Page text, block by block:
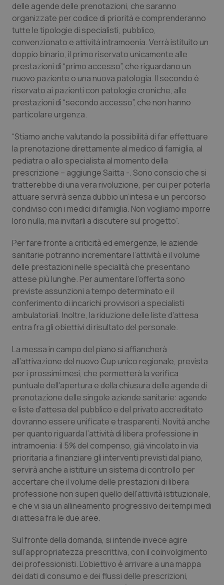
Puglia
Sardegna
Sicilia
Toscana
Umbria
Valle D’Aosta
Veneto
Malattie rare
Malattia di Crohn & Rettocolite Ulcerosa
Neuroscienze & patologie neurodegenerative
Obesità
Oftalmologia
Oncodermatologia
Oncoematologia
Oncologia & Nutrizione
Psoriasi & pelle
Quotidiano Cardiologia
Quotidiano Chirurgia
Quotidiano Oncologia
Quotidiano Pediatria
Rene & patologie urogenitali
Salute orale & impianti
Sangue & coagulazione
Tiroide
Tumore al seno
Tumore ovarico
Tumori del Polmone & Testa Collo
Ulcera & Reflusso
Vaccini
delle agende delle prenotazioni, che saranno
organizzate per codice di priorità e comprenderanno
tutte le tipologie di specialisti, pubblico,
convenzionato e attività intramoenia. Verrà istituito un
doppio binario, il primo riservato unicamente alle
prestazioni di “primo accesso”, che riguardano un
nuovo paziente o una nuova patologia. Il secondo è
riservato ai pazienti con patologie croniche, alle
prestazioni di “secondo accesso”, che non hanno
particolare urgenza.
“Stiamo anche valutando la possibilità di far effettuare
la prenotazione direttamente al medico di famiglia, al
pediatra o allo specialista al momento della
prescrizione – aggiunge Saitta -. Sono conscio che si
tratterebbe di una vera rivoluzione, per cui per poterla
attuare servirà senza dubbio un’intesa e un percorso
condiviso con i medici di famiglia. Non vogliamo imporre
loro nulla, ma invitarli a discutere sul progetto”.
Per fare fronte a criticità ed emergenze, le aziende
sanitarie potranno incrementare l’attività e il volume
delle prestazioni nelle specialità che presentano
attese più lunghe. Per aumentare l'offerta sono
previste assunzioni a tempo determinato e il
conferimento di incarichi provvisori a specialisti
ambulatoriali. Inoltre, la riduzione delle liste d'attesa
entra fra gli obiettivi di risultato del personale.
La messa in campo del piano si affiancherà
all’attivazione del nuovo Cup unico regionale, prevista
per i prossimi mesi, che permetterà la verifica
puntuale dell'apertura e della chiusura delle agende di
prenotazione delle singole aziende sanitarie: agende
e liste d'attesa del pubblico e del privato accreditato
dovranno essere unificate e trasparenti. Novità anche
per quanto riguarda l’attività di libera professione in
intramoenia: il 5% del compenso, già vincolato in via
prioritaria a finanziare gli interventi previsti dal piano,
servirà anche a istituire un sistema di controllo per
accertare che il volume delle prestazioni di libera
professione non superi quello dell'attività istituzionale,
e che vi sia un allineamento progressivo dei tempi medi
di attesa fra le due aree.
Sul fronte della domanda, si intende invece agire
sull’appropriatezza prescrittiva, con il coinvolgimento
dei professionisti. L’obiettivo è arrivare a una mappa
dei dati di consumo e dei flussi delle prescrizioni,